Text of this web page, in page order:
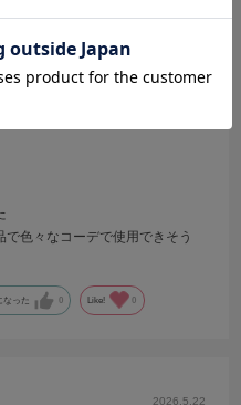
色々なコーデで使用できそう
なった 0 Like! 0
2026.5.22